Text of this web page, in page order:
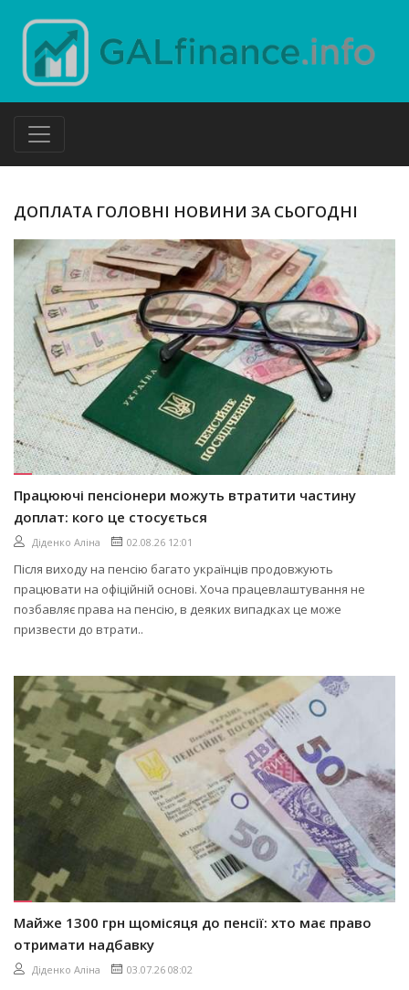
ДОПЛАТА ГОЛОВНІ НОВИНИ ЗА СЬОГОДНІ
Працюючі пенсіонери можуть втратити частину
доплат: кого це стосується
Діденко Аліна 02.08.26 12:01
Після виходу на пенсію багато українців продовжують
працювати на офіційній основі. Хоча працевлаштування не
позбавляє права на пенсію, в деяких випадках це може
призвести до втрати..
Майже 1300 грн щомісяця до пенсії: хто має право
отримати надбавку
Діденко Аліна 03.07.26 08:02